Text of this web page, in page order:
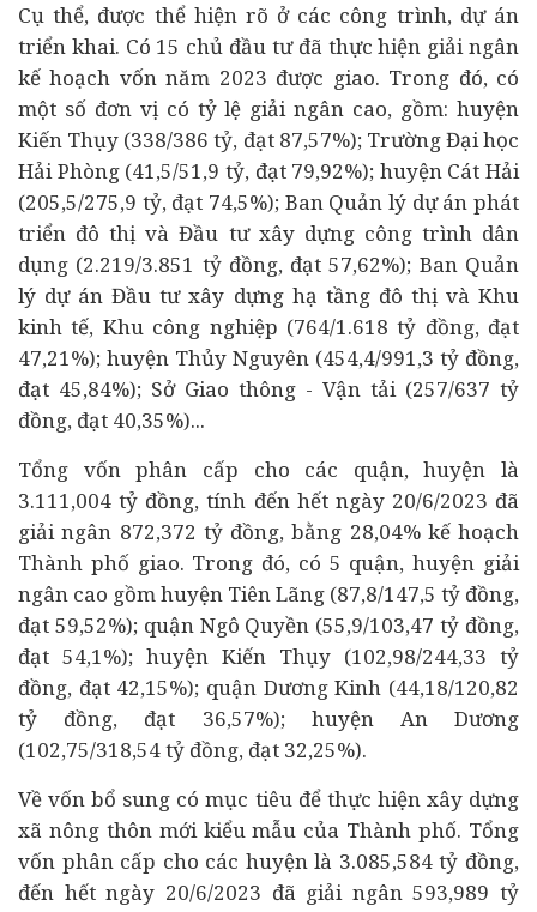
Cụ thể, được thể hiện rõ ở các công trình, dự án
triển khai. Có 15 chủ đầu tư đã thực hiện giải ngân
kế hoạch vốn năm 2023 được giao. Trong đó, có
một số đơn vị có tỷ lệ giải ngân cao, gồm: huyện
Kiến Thụy (338/386 tỷ, đạt 87,57%); Trường Đại học
Hải Phòng (41,5/51,9 tỷ, đạt 79,92%); huyện Cát Hải
(205,5/275,9 tỷ, đạt 74,5%); Ban Quản lý dự án phát
triển đô thị và Đầu tư xây dựng công trình dân
dụng (2.219/3.851 tỷ đồng, đạt 57,62%); Ban Quản
lý dự án Đầu tư xây dựng hạ tầng đô thị và Khu
kinh tế, Khu công nghiệp (764/1.618 tỷ đồng, đạt
47,21%); huyện Thủy Nguyên (454,4/991,3 tỷ đồng,
đạt 45,84%); Sở Giao thông - Vận tải (257/637 tỷ
đồng, đạt 40,35%)...
Tổng vốn phân cấp cho các quận, huyện là
3.111,004 tỷ đồng, tính đến hết ngày 20/6/2023 đã
giải ngân 872,372 tỷ đồng, bằng 28,04% kế hoạch
Thành phố giao. Trong đó, có 5 quận, huyện giải
ngân cao gồm huyện Tiên Lãng (87,8/147,5 tỷ đồng,
đạt 59,52%); quận Ngô Quyền (55,9/103,47 tỷ đồng,
đạt 54,1%); huyện Kiến Thụy (102,98/244,33 tỷ
đồng, đạt 42,15%); quận Dương Kinh (44,18/120,82
tỷ đồng, đạt 36,57%); huyện An Dương
(102,75/318,54 tỷ đồng, đạt 32,25%).
Về vốn bổ sung có mục tiêu để thực hiện xây dựng
xã nông thôn mới kiểu mẫu của Thành phố. Tổng
vốn phân cấp cho các huyện là 3.085,584 tỷ đồng,
đến hết ngày 20/6/2023 đã giải ngân 593,989 tỷ